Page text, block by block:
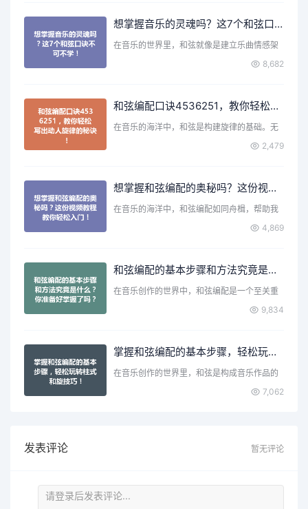
想掌握音乐的灵魂吗？这7个和弦口诀不可不学！
在音乐的世界里，和弦就像是建立乐曲情感架
8,682
和弦编配口诀4536251，教你轻松写出动人旋律的秘诀！
在音乐的海洋中，和弦是构建旋律的基础。无
2,479
想掌握和弦编配的奥秘吗？这份视频教程教你轻松入门！
在音乐的海洋中，和弦编配如同舟楫，帮助我
4,869
和弦编配的基本步骤和方法究竟是什么？你准备好掌握了吗？
在音乐创作的世界中，和弦编配是一个至关重
9,834
掌握和弦编配的基本步骤，轻松玩转柱式和旋技巧！
在音乐创作的世界里，和弦是构成音乐作品的
7,062
发表评论 暂无评论